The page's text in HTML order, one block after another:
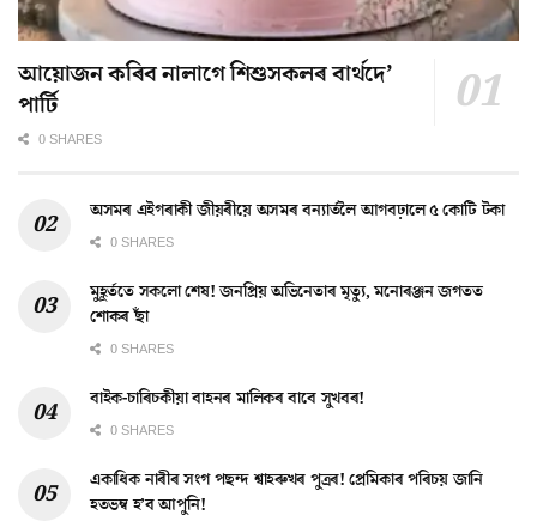
আয়োজন কৰিব নালাগে শিশুসকলৰ বাৰ্থদে’
পাৰ্টি
0 SHARES
অসমৰ এইগৰাকী জীয়ৰীয়ে অসমৰ বন্যাৰ্তলৈ আগবঢ়ালে ৫ কোটি টকা
0 SHARES
মুহূৰ্ততে সকলো শেষ! জনপ্ৰিয় অভিনেতাৰ মৃত্যু, মনোৰঞ্জন জগতত
শোকৰ ছাঁ
0 SHARES
বাইক-চাৰিচকীয়া বাহনৰ মালিকৰ বাবে সুখবৰ!
0 SHARES
একাধিক নাৰীৰ সংগ পছন্দ শ্বাহৰুখৰ পুত্ৰৰ! প্ৰেমিকাৰ পৰিচয় জানি
হতভম্ব হ’ব আপুনি!